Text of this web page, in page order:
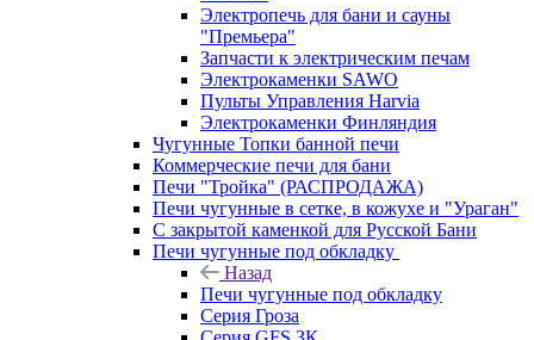
Электропечь для бани и сауны
"Премьера"
Запчасти к электрическим печам
Электрокаменки SAWO
Пульты Управления Harvia
Электрокаменки Финляндия
Чугунные Топки банной печи
Коммерческие печи для бани
Печи "Тройка" (РАСПРОДАЖА)
Печи чугунные в сетке, в кожухе и "Ураган"
С закрытой каменкой для Русской Бани
Печи чугунные под обкладку
Назад
Печи чугунные под обкладку
Серия Гроза